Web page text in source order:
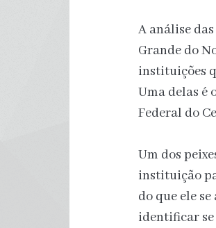
A análise
Grande do
instituições
Uma delas é
Federal do
Um dos
instituição
do que ele
identificar se